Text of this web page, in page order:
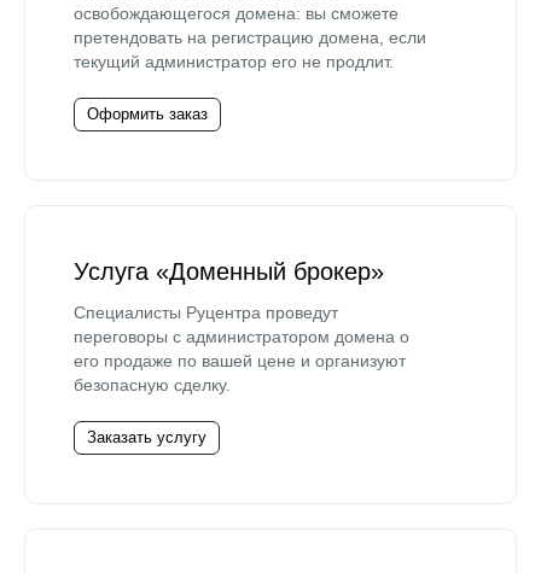
освобождающегося домена: вы сможете
претендовать на регистрацию домена, если
текущий администратор его не продлит.
Оформить заказ
Услуга «Доменный брокер»
Специалисты Руцентра проведут
переговоры с администратором домена о
его продаже по вашей цене и организуют
безопасную сделку.
Заказать услугу